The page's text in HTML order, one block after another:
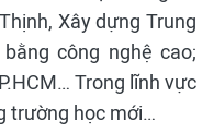
Xây dựng Trung
công nghệ cao;
Trong lĩnh vực
trường học mới…